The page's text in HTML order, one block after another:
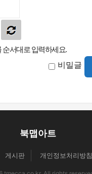
서대로 입력하세요.
비밀글
북맵아트
게시판 개인정보처리방침